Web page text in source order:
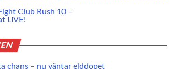
Club Rush 10 –
LIVE!
chans – nu väntar elddopet